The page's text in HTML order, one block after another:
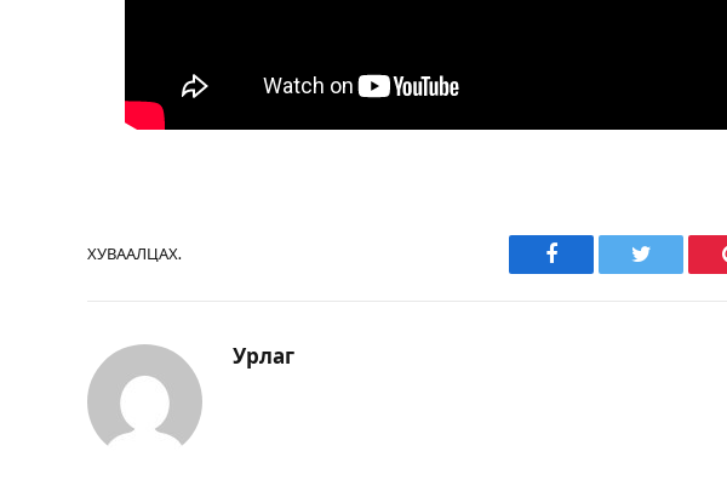
ХУВААЛЦАХ.
Facebook Twitter
Урлаг